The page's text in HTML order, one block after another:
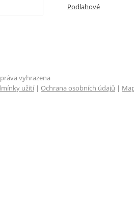
Podlahové
vyhrazena
užití| Ochrana osobních údajů |